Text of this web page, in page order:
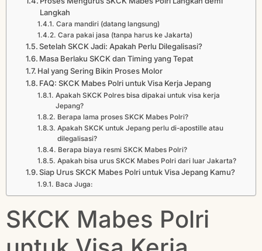
Langkah
Cara mandiri (datang langsung)
Cara pakai jasa (tanpa harus ke Jakarta)
Setelah SKCK Jadi: Apakah Perlu Dilegalisasi?
Masa Berlaku SKCK dan Timing yang Tepat
Hal yang Sering Bikin Proses Molor
FAQ: SKCK Mabes Polri untuk Visa Kerja Jepang
Apakah SKCK Polres bisa dipakai untuk visa kerja
Jepang?
Berapa lama proses SKCK Mabes Polri?
Apakah SKCK untuk Jepang perlu di-apostille atau
dilegalisasi?
Berapa biaya resmi SKCK Mabes Polri?
Apakah bisa urus SKCK Mabes Polri dari luar Jakarta?
Siap Urus SKCK Mabes Polri untuk Visa Jepang Kamu?
Baca Juga:
SKCK Mabes Polri